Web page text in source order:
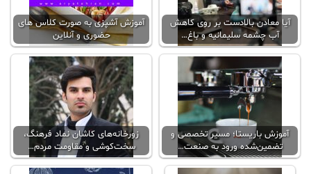
آیا معادن بالادست بر روی کاهش
آب چشمه سلیمانیه و باغ…
آموزش آشپزی به صورت کلاس‌ های
حضوری و آنلاین
آموزش باریستا؛ مسیر تخصصی و
تضمین‌شده ورود به صنعت…
زورخانه‌های کاشان نماد فرهنگ،
سخت‌کوشی و مقاومت مردم…